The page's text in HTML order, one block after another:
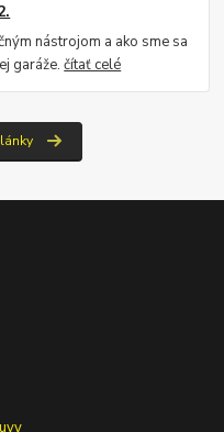
nástrojom a ako sme sa
garáže.čítať celé